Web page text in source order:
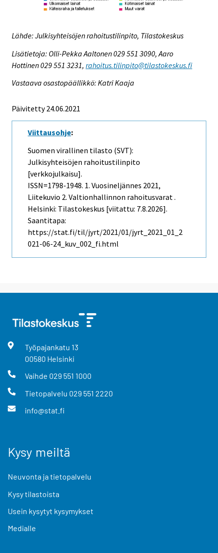
Lähde: Julkisyhteisöjen rahoitustilinpito, Tilastokeskus
Lisätietoja: Olli-Pekka Aaltonen 029 551 3090, Aaro
Hottinen 029 551 3231, rahoitus.tilinpito@tilastokeskus.fi
Vastaava osastopäällikkö: Katri Kaaja
Päivitetty 24.06.2021
Viittausohje:
Suomen virallinen tilasto (SVT):
Julkisyhteisöjen rahoitustilinpito
[verkkojulkaisu].
ISSN=1798-1948. 1. Vuosineljännes 2021,
Liitekuvio 2. Valtionhallinnon rahoitusvarat .
Helsinki: Tilastokeskus [viitattu: 7.8.2026].
Saantitapa:
https://stat.fi/til/jyrt/2021/01/jyrt_2021_01_2
021-06-24_kuv_002_fi.html
Työpajankatu 13
00580 Helsinki
Vaihde 029 551 1000
Tietopalvelu 029 551 2220
info@stat.fi
Kysy meiltä
Neuvonta ja tietopalvelu
Kysy tilastoista
Usein kysytyt kysymykset
Medialle